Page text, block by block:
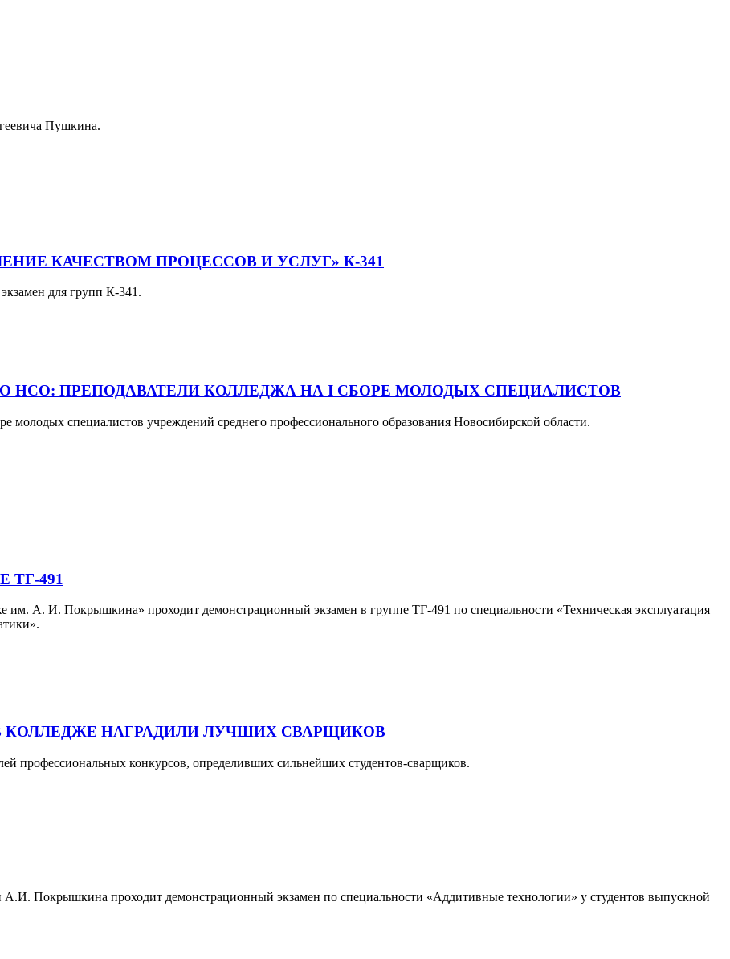
Пушкина.
КАЧЕСТВОМ ПРОЦЕССОВ И УСЛУГ» К-341
для групп К-341.
НСО: ПРЕПОДАВАТЕЛИ КОЛЛЕДЖА НА I СБОРЕ МОЛОДЫХ СПЕЦИАЛИСТОВ
молодых специалистов учреждений среднего профессионального образования Новосибирской области.
491
А. И. Покрышкина» проходит демонстрационный экзамен в группе ТГ-491 по специальности «Техническая эксплуатация
КОЛЛЕДЖЕ НАГРАДИЛИ ЛУЧШИХ СВАРЩИКОВ
профессиональных конкурсов, определивших сильнейших студентов-сварщиков.
Покрышкина проходит демонстрационный экзамен по специальности «Аддитивные технологии» у студентов выпускной